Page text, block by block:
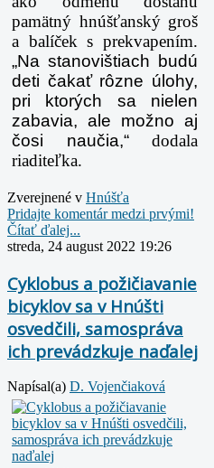
pamätný hnúšťanský groš
a balíček s prekvapením.
„Na stanovištiach budú
deti čakať rôzne úlohy,
pri ktorých sa nielen
zabavia, ale možno aj
čosi naučia,“dodala
riaditeľka.
Zverejnené v Hnúšťa
Pridajte komentár medzi prvými!
Čítať ďalej...
streda, 24 august 2022 19:26
Cyklobus a požičiavanie
bicyklov sa v Hnúšti
osvedčili, samospráva
ich prevádzkuje naďalej
Napísal(a) D. Vojenčiaková